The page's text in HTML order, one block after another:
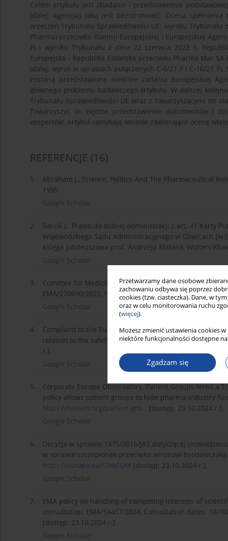
Przetwarzamy dane osobowe
zachowaniu odbywa się poprzez
cookies (tzw. ciasteczka). Dane, w
oraz w celu monitorowania ruchu
(więcej).
Możesz zmienić ustawienia cookies
niektóre funkcjonalności dostępne
Zgadzam się
Celem artykułu jest zbadanie i przedstawienie
(dalej: Agencja), jaką jest bezstronność. Ocena
orzeczeń Trybunału Sprawiedliwości UE: wyroku
Pharma) przeciwko Komisji Europejskiej i Europejskiej
P) i wyroku Trybunału z dnia 22 czerwca 2023 r.
Europejska i Republika Estońska przeciwko Pharma Mar
(dalej: wyrok w sprawach połączonych C-6/21 P i C-16/21
zostaną przedstawione niektóre zadania Europejskiej
głównego problemu badawczego artykułu. W dalszej
Trybunału Sprawiedliwości UE wraz z towarzyszącymi im
Towarzyszyć im będzie przedstawienie dokumentów i
ekspertów. Artykuł zamykają wnioski zawierające ocenę
REFERENCJE (16)
1.
Abraham J., Science, Politics And The Pharmaceutical
1995.
Google Scholar
2.
Barcik J., Prawo do dobrej administracji z art. 41 Karty
Wojewódzkiego Sądu Administracyjnego w Gliwicach
Księga jubileuszowa prof. Andrzeja Matana, Wolters
Google Scholar
3.
Comittee for Medicinal Products for Human Use – Rules
EMA/270690/2023, https://www.ema.europa.eu/en/d...
Google Scholar
4.
Complaint to the European ombudsman over
relation to the safety of the HPV vaccines, 10 October
r.].
Google Scholar
5.
Corporate Europe Observatory. Patient Groups Need a
policy allows patient groups to hide pharma-industry
https://haiweb.org/patient-gro... [dostęp: 23.10.2024 r.].
Google Scholar
6.
Decyzja w sprawie 1475/2016/JAS dotyczącej
w sprawie szczepionek przeciwko wirusowi brodawczaka
https://europa.eu/!7HkFQM [dostęp: 23.10.2024 r.].
Google Scholar
7.
EMA policy on handling of competing interests of
consultation, EMA/54457/2024, Consultation dates: 10/
[dostęp: 23.10.2024 r.].
Google Scholar